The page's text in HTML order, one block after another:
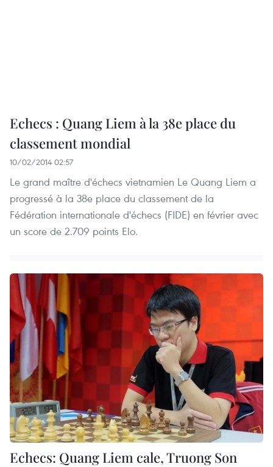
Echecs : Quang Liem à la 38e place du
classement mondial
10/02/2014 02:57
Le grand maître d'échecs vietnamien Le Quang Liem a
progressé à la 38e place du classement de la
Fédération internationale d'échecs (FIDE) en février avec
un score de 2.709 points Elo.
Echecs: Quang Liem cale, Truong Son